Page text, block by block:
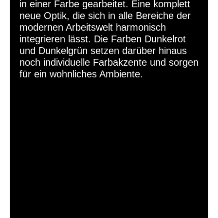
in einer Farbe gearbeitet. Eine komplett
neue Optik, die sich in alle Bereiche der
modernen Arbeitswelt harmonisch
integrieren lässt. Die Farben Dunkelrot
und Dunkelgrün setzen darüber hinaus
noch individuelle Farbakzente und sorgen
für ein wohnliches Ambiente.